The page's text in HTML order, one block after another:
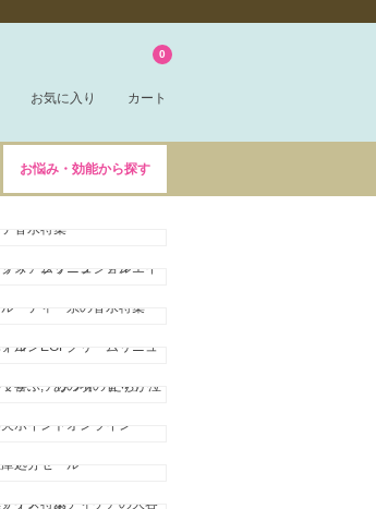
お気に入り カート
0
お悩み・効能から探す